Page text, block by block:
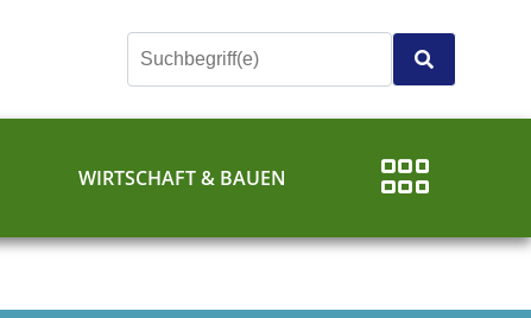
WIRTSCHAFT & BAUEN